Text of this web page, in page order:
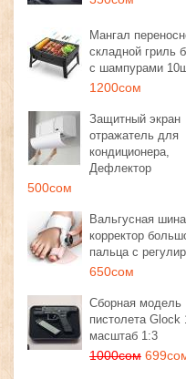
Мангал
складной гриль
с шампурами
1200сом
Защитный экран
отражатель для
кондиционера,
Дефлектор
500сом
Вальгусная шина
корректор
пальца с
650сом
Сборная модель
пистолета Glock
масштаб 1:3
1000сом